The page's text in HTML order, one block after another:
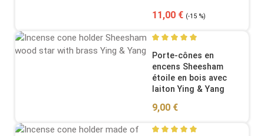
Sale price:
11,00 € Regular price:
(-15 %)
Average rating of 5 out of
Porte-cônes en
encens Sheesham
étoile en bois avec
laiton Ying & Yang
Regular price:
9,00 €